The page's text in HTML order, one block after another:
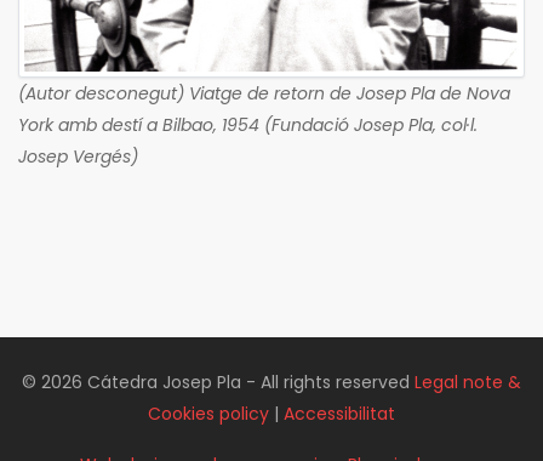
(Autor desconegut) Viatge de retorn de Josep Pla de Nova
York amb destí a Bilbao, 1954 (Fundació Josep Pla, col·l.
Josep Vergés)
© 2026 Cátedra Josep Pla - All rights reserved Legal note &
Cookies policy | Accessibilitat